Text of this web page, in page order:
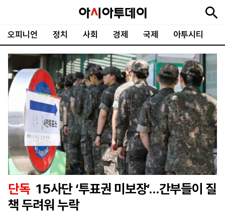
오피니언 정치 사회 경제 국제 아투시티
뉴
스
최
신
속
보
정
치
사
회
경
제
국
제
오
피
피
플
아
투
문
화
포
츠
포
토
ENGLISH
中
文
Tiếng
Việt
지
면
신
문
후
원
제
보
회
사
앱
설
단독 15사단 ‘투표권 미보장’…간부들이 질
책 두려워 누락